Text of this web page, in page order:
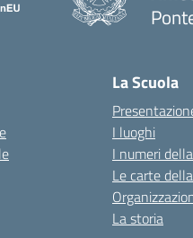
La Scuola
I luoghi
I numeri
Le carte
La storia